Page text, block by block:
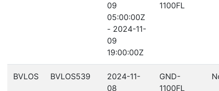
09
05:00:00Z
- 2024-11-
09
19:00:00Z
1100FL
BVLOS BVLOS539
2024-11-
08
GND-
1100FL